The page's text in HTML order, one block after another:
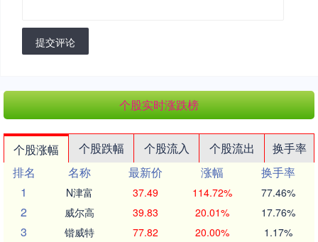
提交评论
个股实时涨跌榜
个股涨幅 个股跌幅 个股流入 个股流出
换手率
排名
名称 最新价 涨幅
换手率
1
N津富 37.49 114.72% 77.46%
2 威尔高 39.83 20.01% 17.76%
3 锴威特 77.82 20.00% 1.17%